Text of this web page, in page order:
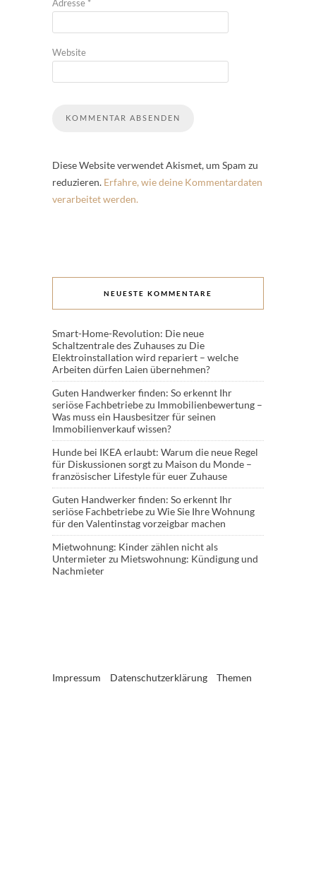
Adresse *
Website
Diese Website verwendet Akismet, um Spam zu
reduzieren. Erfahre, wie deine Kommentardaten
verarbeitet werden.
NEUESTE KOMMENTARE
Smart-Home-Revolution: Die neue
Schaltzentrale des Zuhauseszu Die
Elektroinstallation wird repariert – welche
Arbeiten dürfen Laien übernehmen?
Guten Handwerker finden: So erkennt Ihr
seriöse Fachbetriebezu Immobilienbewertung –
Was muss ein Hausbesitzer für seinen
Immobilienverkauf wissen?
Hunde bei IKEA erlaubt: Warum die neue Regel
für Diskussionen sorgtzu Maison du Monde –
französischer Lifestyle für euer Zuhause
Guten Handwerker finden: So erkennt Ihr
seriöse Fachbetriebezu Wie Sie Ihre Wohnung
für den Valentinstag vorzeigbar machen
Mietwohnung: Kinder zählen nicht als
Untermieterzu Mietswohnung: Kündigung und
Nachmieter
Impressum Datenschutzerklärung Themen